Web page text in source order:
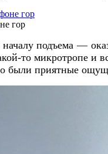
гор
подъема —
то микротропе и
были приятные